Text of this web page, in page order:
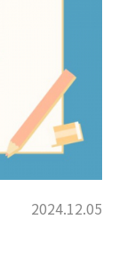
2024.12.05